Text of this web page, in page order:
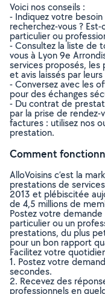
Voici nos conseils :
- Indiquez votre
recherchez-vous ?
particulier ou
- Consultez la liste de
vous à Lyon 9e
services proposés, les
et avis laissés par
- Conversez avec les
pour des échanges
- Du contrat de
par la prise de rendez-
factures : utilisez nos
prestation.
Comment
AlloVoisins c’est la
prestations de
2013 et plébiscitée
de 4,5 millions de
Postez votre
particulier ou un
prestations, du plus
pour un bon rapport
Facilitez votre
1. Postez votre
secondes.
2. Recevez des
professionnels en